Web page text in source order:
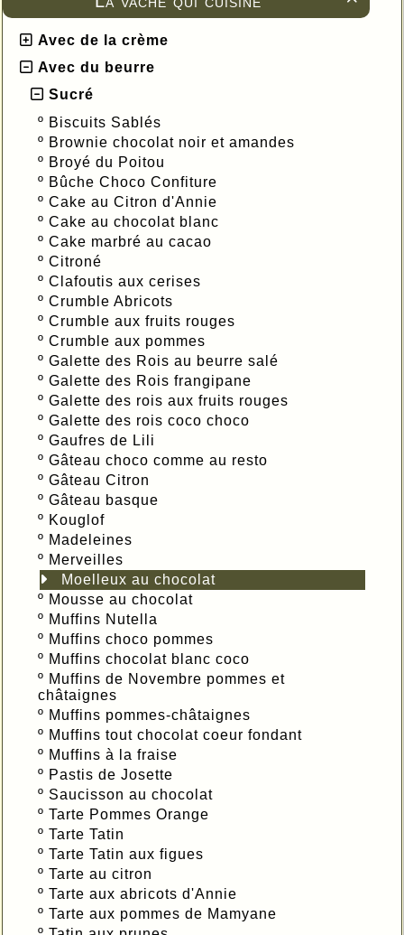
Avec de la crème
Avec du beurre
Sucré
º Biscuits Sablés
º Brownie chocolat noir et amandes
º Broyé du Poitou
º Bûche Choco Confiture
º Cake au Citron d'Annie
º Cake au chocolat blanc
º Cake marbré au cacao
º Citroné
º Clafoutis aux cerises
º Crumble Abricots
º Crumble aux fruits rouges
º Crumble aux pommes
º Galette des Rois au beurre salé
º Galette des Rois frangipane
º Galette des rois aux fruits rouges
º Galette des rois coco choco
º Gaufres de Lili
º Gâteau choco comme au resto
º Gâteau Citron
º Gâteau basque
º Kouglof
º Madeleines
º Merveilles
Moelleux au chocolat
º Mousse au chocolat
º Muffins Nutella
º Muffins choco pommes
º Muffins chocolat blanc coco
º Muffins de Novembre pommes et
châtaignes
º Muffins pommes-châtaignes
º Muffins tout chocolat coeur fondant
º Muffins à la fraise
º Pastis de Josette
º Saucisson au chocolat
º Tarte Pommes Orange
º Tarte Tatin
º Tarte Tatin aux figues
º Tarte au citron
º Tarte aux abricots d'Annie
º Tarte aux pommes de Mamyane